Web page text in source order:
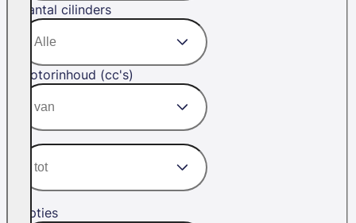
Aantal cilinders
Motorinhoud (cc's)
Opties